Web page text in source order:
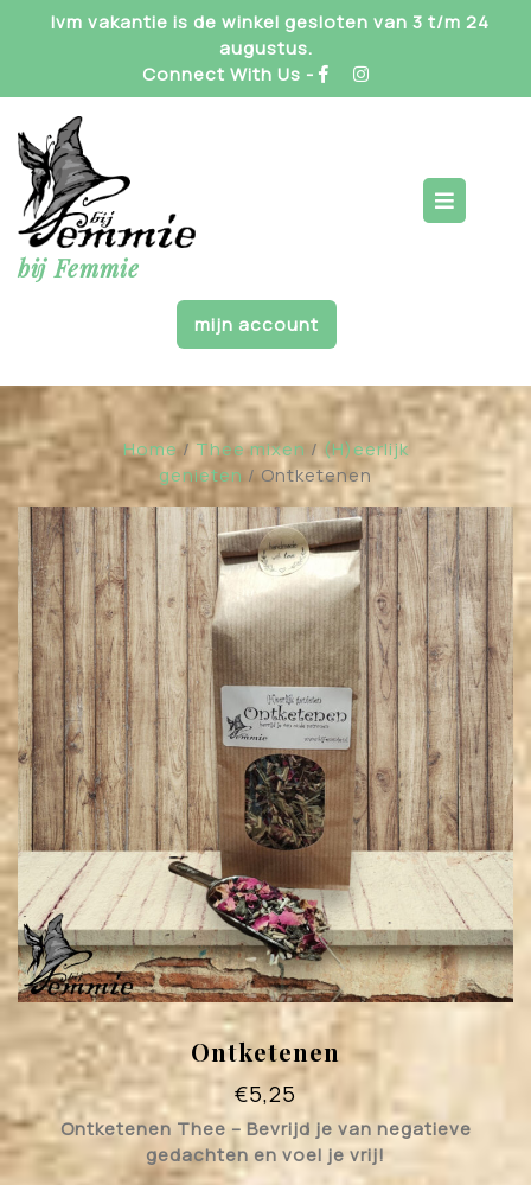
Ivm vakantie is de winkel gesloten van 3 t/m 24
augustus.
Connect With Us -
bij Femmie
mijn account
Home/Thee mixen / (H)eerlijk
genieten / Ontketenen
Ontketenen
€5,25
Ontketenen Thee – Bevrijd je van negatieve
gedachten en voel je vrij!